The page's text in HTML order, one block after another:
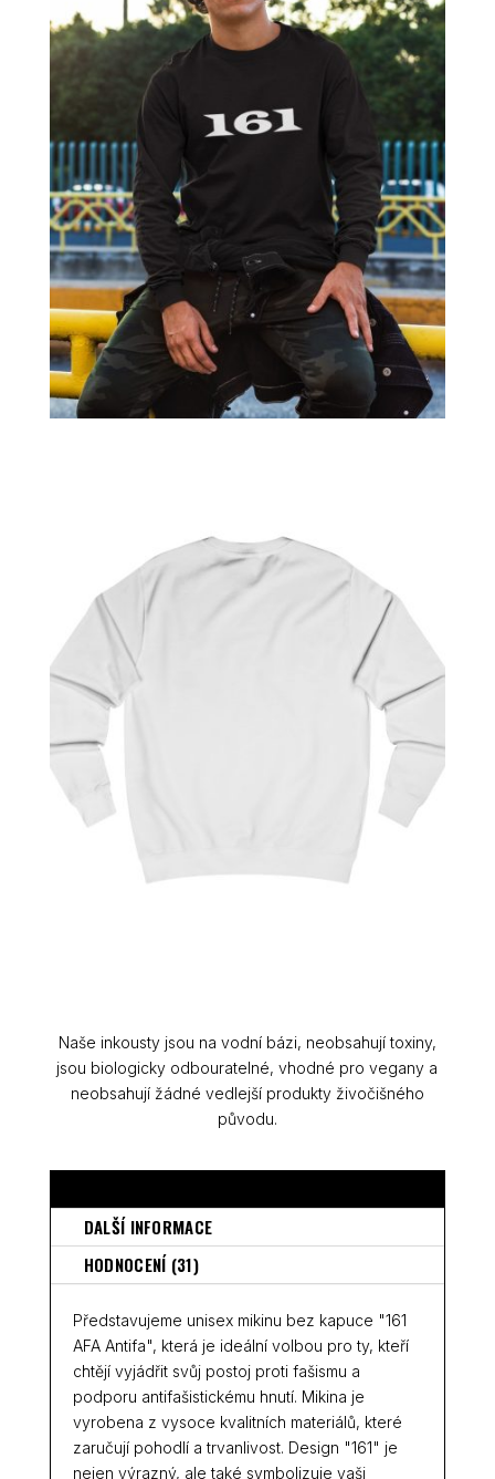
Naše inkousty jsou na vodní bázi, neobsahují toxiny,
jsou biologicky odbouratelné, vhodné pro vegany a
neobsahují žádné vedlejší produkty živočišného
původu.
DALŠÍ INFORMACE
HODNOCENÍ (31)
Představujeme unisex mikinu bez kapuce "161
AFA Antifa", která je ideální volbou pro ty, kteří
chtějí vyjádřit svůj postoj proti fašismu a
podporu antifašistickému hnutí. Mikina je
vyrobena z vysoce kvalitních materiálů, které
zaručují pohodlí a trvanlivost. Design "161" je
nejen výrazný, ale také symbolizuje vaši